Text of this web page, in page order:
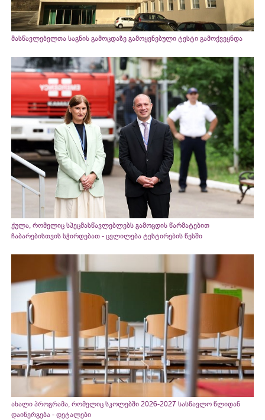
მასწავლებელთა საგნის გამოცდაზე გამოყენებული ტესტი გამოქვეყნდა
ქულა, რომელიც სპეცმასწავლებლებს გამოცდის წარმატებით
ჩაბარებისთვის სჭირდებათ - ცვლილება ტესტირების წესში
ახალი პროგრამა, რომელიც სკოლებში 2026-2027 სასწავლო წლიდან
დაინერგება - დეტალები